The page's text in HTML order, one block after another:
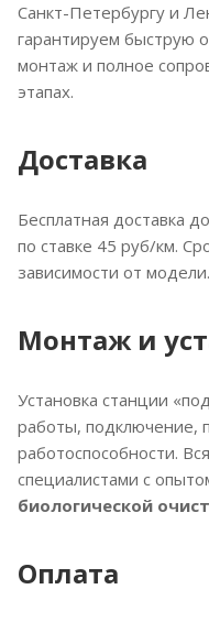
Санкт-Петербургу и
гарантируем быструю
монтаж и полное
этапах.
Доставка
Бесплатная доставка
по ставке 45 руб/км.
зависимости от модели.
Монтаж и
Установка станции
работы, подключение,
работоспособности.
специалистами с
биологической
Оплата